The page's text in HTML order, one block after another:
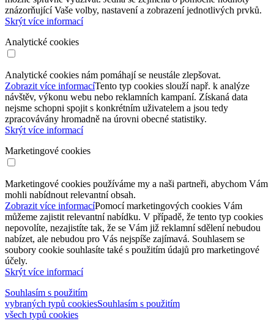
znázorňující Vaše volby, nastavení a zobrazení jednotlivých prvků.
Skrýt více informací
Analytické cookies
Analytické cookies nám pomáhají se neustále zlepšovat.
Zobrazit více informacíTento typ cookies slouží např. k analýze
návštěv, výkonu webu nebo reklamních kampaní. Získaná data
nejsme schopni spojit s konkrétním uživatelem a jsou tedy
zpracovávány hromadně na úrovni obecné statistiky.
Skrýt více informací
Marketingové cookies
Marketingové cookies používáme my a naši partneři, abychom Vám
mohli nabídnout relevantní obsah.
Zobrazit více informacíPomocí marketingových cookies Vám
můžeme zajistit relevantní nabídku. V případě, že tento typ cookies
nepovolíte, nezajistíte tak, že se Vám již reklamní sdělení nebudou
nabízet, ale nebudou pro Vás nejspíše zajímavá. Souhlasem se
soubory cookie souhlasíte také s použitím údajů pro marketingové
účely.
Skrýt více informací
Souhlasím s použitím
vybraných typů cookiesSouhlasím s použitím
všech typů cookies